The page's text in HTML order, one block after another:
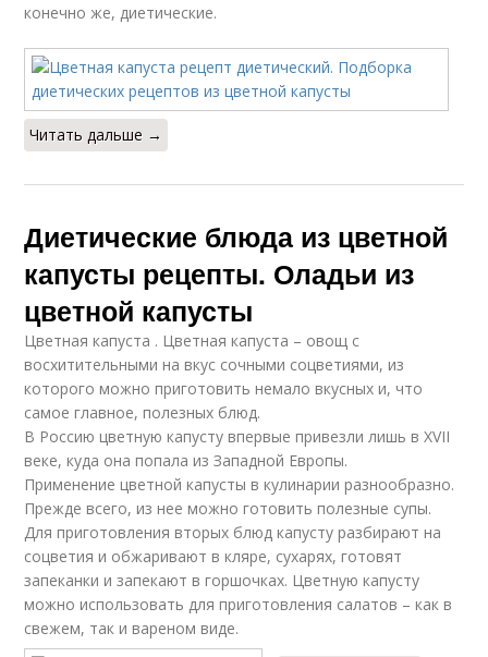
конечно же, диетические.
Читать дальше →
Диетические блюда из цветной
капусты рецепты. Оладьи из
цветной капусты
Цветная капуста . Цветная капуста – овощ с
восхитительными на вкус сочными соцветиями, из
которого можно приготовить немало вкусных и, что
самое главное, полезных блюд.
В Россию цветную капусту впервые привезли лишь в XVII
веке, куда она попала из Западной Европы.
Применение цветной капусты в кулинарии разнообразно.
Прежде всего, из нее можно готовить полезные супы.
Для приготовления вторых блюд капусту разбирают на
соцветия и обжаривают в кляре, сухарях, готовят
запеканки и запекают в горшочках. Цветную капусту
можно использовать для приготовления салатов – как в
свежем, так и вареном виде.